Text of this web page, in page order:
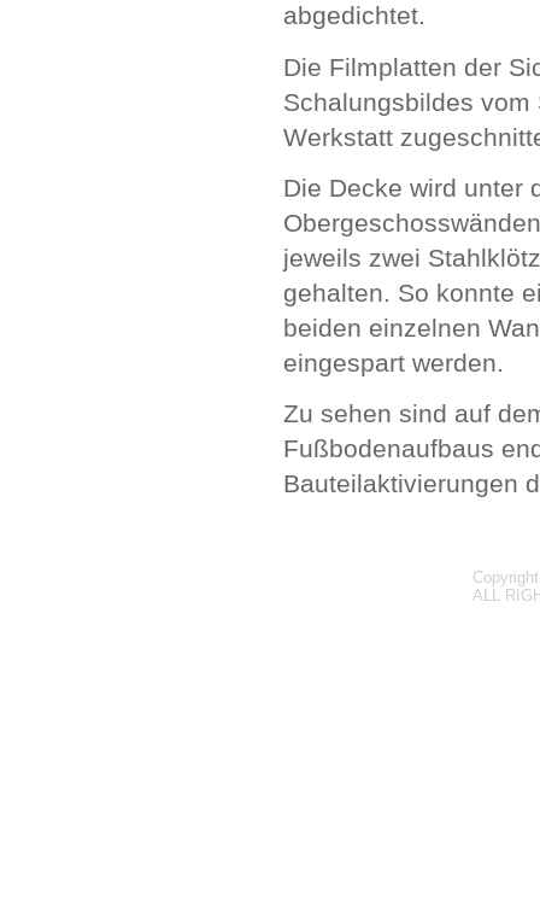
abgedichtet.
Die Filmplatten der
Schalungsbildes
Werkstatt
Die Decke wird unter
jeweils zwei
gehalten. So konnte
beiden einzelnen
eingespart werden.
Zu sehen sind auf
Fußbodenaufbaus
Bauteilaktivierungen
ALL